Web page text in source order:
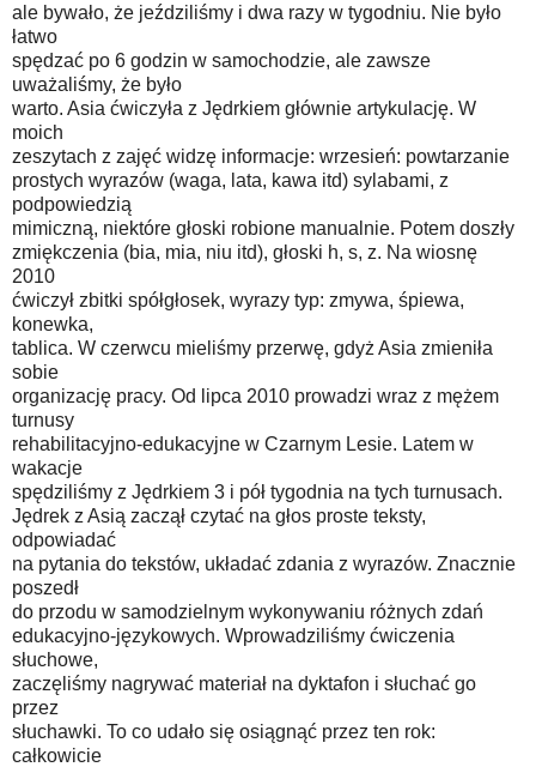
ale bywało, że jeździliśmy i dwa razy w tygodniu. Nie było
łatwo
spędzać po 6 godzin w samochodzie, ale zawsze
uważaliśmy, że było
warto. Asia ćwiczyła z Jędrkiem głównie artykulację. W
moich
zeszytach z zajęć widzę informacje: wrzesień: powtarzanie
prostych wyrazów (waga, lata, kawa itd) sylabami, z
podpowiedzią
mimiczną, niektóre głoski robione manualnie. Potem doszły
zmiękczenia (bia, mia, niu itd), głoski h, s, z. Na wiosnę
2010
ćwiczył zbitki spółgłosek, wyrazy typ: zmywa, śpiewa,
konewka,
tablica. W czerwcu mieliśmy przerwę, gdyż Asia zmieniła
sobie
organizację pracy. Od lipca 2010 prowadzi wraz z mężem
turnusy
rehabilitacyjno-edukacyjne w Czarnym Lesie. Latem w
wakacje
spędziliśmy z Jędrkiem 3 i pół tygodnia na tych turnusach.
Jędrek z Asią zaczął czytać na głos proste teksty,
odpowiadać
na pytania do tekstów, układać zdania z wyrazów. Znacznie
poszedł
do przodu w samodzielnym wykonywaniu różnych zdań
edukacyjno-językowych. Wprowadziliśmy ćwiczenia
słuchowe,
zaczęliśmy nagrywać materiał na dyktafon i słuchać go
przez
słuchawki. To co udało się osiągnąć przez ten rok:
całkowicie